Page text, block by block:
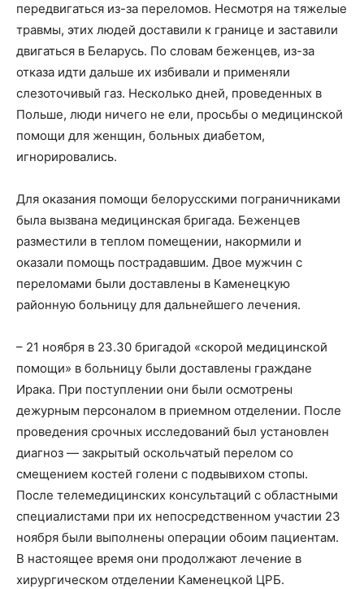
передвигаться из-за переломов. Несмотря на тяжелые
травмы, этих людей доставили к границе и заставили
двигаться в Беларусь. По словам беженцев, из-за
отказа идти дальше их избивали и применяли
слезоточивый газ. Несколько дней, проведенных в
Польше, люди ничего не ели, просьбы о медицинской
помощи для женщин, больных диабетом,
игнорировались.
Для оказания помощи белорусскими пограничниками
была вызвана медицинская бригада. Беженцев
разместили в теплом помещении, накормили и
оказали помощь пострадавшим. Двое мужчин с
переломами были доставлены в Каменецкую
районную больницу для дальнейшего лечения.
– 21 ноября в 23.30 бригадой «скорой медицинской
помощи» в больницу были доставлены граждане
Ирака. При поступлении они были осмотрены
дежурным персоналом в приемном отделении. После
проведения срочных исследований был установлен
диагноз — закрытый оскольчатый перелом со
смещением костей голени с подвывихом стопы.
После телемедицинских консультаций с областными
специалистами при их непосредственном участии 23
ноября были выполнены операции обоим пациентам.
В настоящее время они продолжают лечение в
хирургическом отделении Каменецкой ЦРБ.